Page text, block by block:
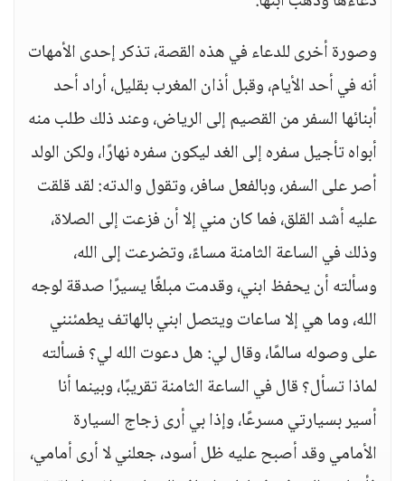
وصورة أخرى للدعاء في هذه القصة، تذكر إحدى الأمهات
أنه في أحد الأيام، وقبل أذان المغرب بقليل، أراد أحد
أبنائها السفر من القصيم إلى الرياض، وعند ذلك طلب منه
أبواه تأجيل سفره إلى الغد ليكون سفره نهارًا، ولكن الولد
أصر على السفر، وبالفعل سافر، وتقول والدته: لقد قلقت
عليه أشد القلق، فما كان مني إلا أن فزعت إلى الصلاة،
وذلك في الساعة الثامنة مساءً، وتضرعت إلى الله،
وسألته أن يحفظ ابني، وقدمت مبلغًا يسيرًا صدقة لوجه
الله، وما هي إلا ساعات ويتصل ابني بالهاتف يطمئنني
على وصوله سالمًا، وقال لي: هل دعوت الله لي؟ فسألته
لماذا تسأل؟ قال في الساعة الثامنة تقريبًا، وبينما أنا
أسير بسيارتي مسرعًا، وإذا بي أرى زجاج السيارة
الأمامي وقد أصبح عليه ظل أسود، جعلني لا أرى أمامي،